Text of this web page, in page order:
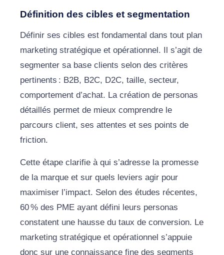
Définition des cibles et segmentation
Définir ses cibles est fondamental dans tout plan
marketing stratégique et opérationnel. Il s’agit de
segmenter sa base clients selon des critères
pertinents : B2B, B2C, D2C, taille, secteur,
comportement d’achat. La création de personas
détaillés permet de mieux comprendre le
parcours client, ses attentes et ses points de
friction.
Cette étape clarifie à qui s’adresse la promesse
de la marque et sur quels leviers agir pour
maximiser l’impact. Selon des études récentes,
60 % des PME ayant défini leurs personas
constatent une hausse du taux de conversion. Le
marketing stratégique et opérationnel s’appuie
donc sur une connaissance fine des segments